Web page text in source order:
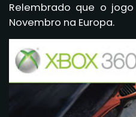
Relembrado que o
Novembro na Europa.